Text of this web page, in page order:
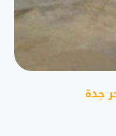
جدة